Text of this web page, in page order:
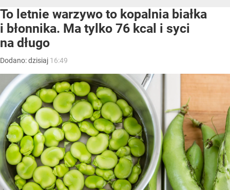
To letnie warzywo to kopalnia białka
i błonnika. Ma tylko 76 kcal i syci
na długo
Dodano:dzisiaj 16:49